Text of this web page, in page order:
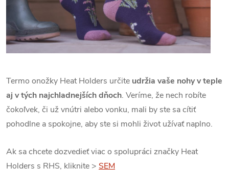
Termo onožky Heat Holders určite udržia vaše nohy v teple
aj v tých najchladnejších dňoch. Veríme, že nech robíte
čokoľvek, či už vnútri alebo vonku, mali by ste sa cítiť
pohodlne a spokojne, aby ste si mohli život užívať naplno.
Ak sa chcete dozvedieť viac o spolupráci značky Heat
Holders s RHS, kliknite > SEM